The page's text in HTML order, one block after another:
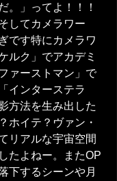
。」ってよ！！！
してカメラワー
です特にカメラワ
ルク」でアカデミ
ァーストマン」で
インターステラ
方法を生み出した
ホイテ？ヴァン・
リアルな宇宙空間
たよねー。またOP
下するシーンや月